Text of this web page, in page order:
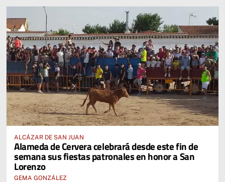
ALCÁZAR DE SAN JUAN
Alameda de Cervera celebrará desde este fin de
semana sus fiestas patronales en honor a San
Lorenzo
GEMA GONZÁLEZ